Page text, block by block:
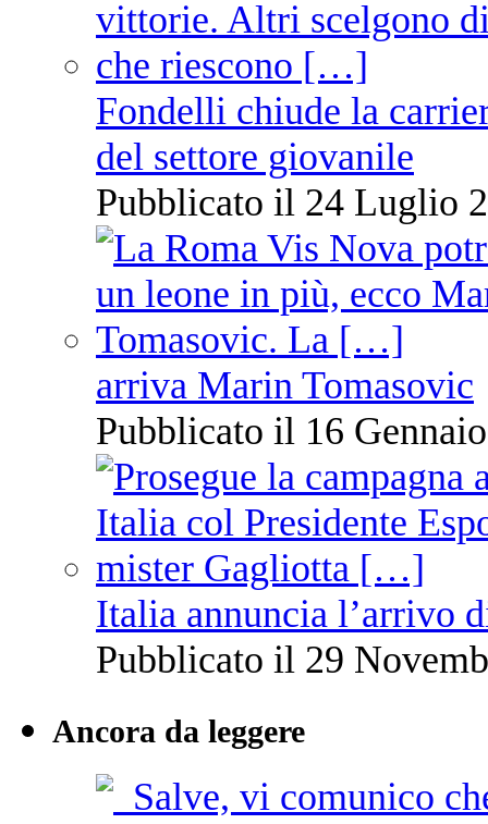
Fondelli chiude la
del settore giovanile
Pubblicato il 24 Luglio
arriva Marin Tomasovic
Pubblicato il 16
Italia annuncia l’arrivo
Pubblicato il 29
Ancora da leggere